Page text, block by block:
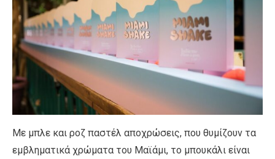
Με μπλε και ροζ παστέλ αποχρώσεις, που θυμίζουν τα
εμβληματικά χρώματα του Μαϊάμι, το μπουκάλι είναι